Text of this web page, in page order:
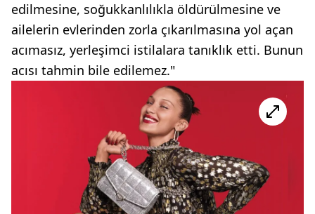
edilmesine, soğukkanlılıkla öldürülmesine ve
ailelerin evlerinden zorla çıkarılmasına yol açan
acımasız, yerleşimci istilalara tanıklık etti. Bunun
acısı tahmin bile edilemez."